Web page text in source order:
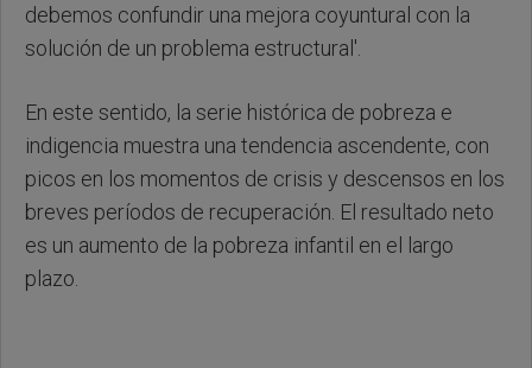
debemos confundir una mejora coyuntural con la
solución de un problema estructural'.
En este sentido, la serie histórica de pobreza e
indigencia muestra una tendencia ascendente, con
picos en los momentos de crisis y descensos en los
breves períodos de recuperación. El resultado neto
es un aumento de la pobreza infantil en el largo
plazo.